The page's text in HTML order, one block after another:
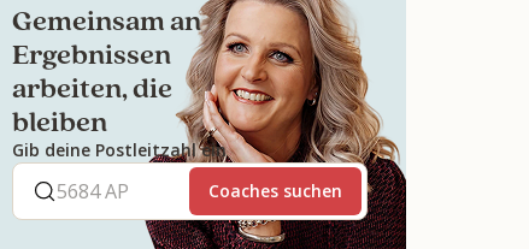
Gemeinsam an
Ergebnissen
arbeiten, die
bleiben
Gib deine Postleitzahl ein
Coaches suchen